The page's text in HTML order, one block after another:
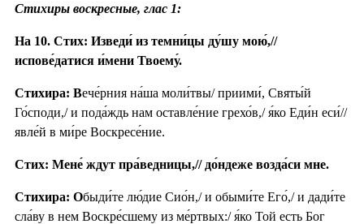
Стихиры воскресные, глас 1:
На 10. Стих: Изведи́ из темни́цы ду́шу мою́,//
испове́датися и́мени Твоему́.
Стихира: Вече́рния на́ша моли́твы/ приими́, Святы́й
Го́споди,/ и пода́ждь нам оставле́ние грехо́в,/ я́ко Еди́н еси́//
явле́й в ми́ре Воскресе́ние.
Стих: Мене́ ждут пра́ведницы,// до́ндеже возда́си мне.
Стихира: Обыди́те лю́дие Сио́н,/ и обыми́те Его́,/ и дади́те
сла́ву в нем Воскре́сшему из ме́ртвых:/ я́ко Той есть Бог